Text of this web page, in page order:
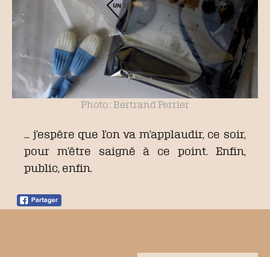
Photo : Bertrand Ferrier
… j’espère que l’on va m’applaudir, ce soir,
pour m’être saigné à ce point. Enfin,
public, enfin.